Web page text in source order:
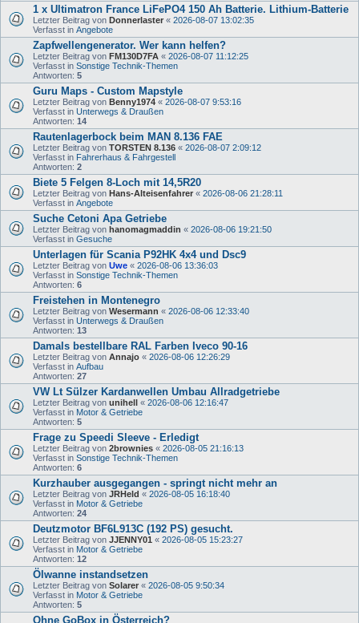
1 x Ultimatron France LiFePO4 150 Ah Batterie. Lithium-Batterie
Letzter Beitrag von Donnerlaster « 2026-08-07 13:02:35
Verfasst in Angebote
Zapfwellengenerator. Wer kann helfen?
Letzter Beitrag von FM130D7FA « 2026-08-07 11:12:25
Verfasst in Sonstige Technik-Themen
Antworten: 5
Guru Maps - Custom Mapstyle
Letzter Beitrag von Benny1974 « 2026-08-07 9:53:16
Verfasst in Unterwegs & Draußen
Antworten: 14
Rautenlagerbock beim MAN 8.136 FAE
Letzter Beitrag von TORSTEN 8.136 « 2026-08-07 2:09:12
Verfasst in Fahrerhaus & Fahrgestell
Antworten: 2
Biete 5 Felgen 8-Loch mit 14,5R20
Letzter Beitrag von Hans-Alteisenfahrer « 2026-08-06 21:28:11
Verfasst in Angebote
Suche Cetoni Apa Getriebe
Letzter Beitrag von hanomagmaddin « 2026-08-06 19:21:50
Verfasst in Gesuche
Unterlagen für Scania P92HK 4x4 und Dsc9
Letzter Beitrag von Uwe « 2026-08-06 13:36:03
Verfasst in Sonstige Technik-Themen
Antworten: 6
Freistehen in Montenegro
Letzter Beitrag von Wesermann « 2026-08-06 12:33:40
Verfasst in Unterwegs & Draußen
Antworten: 13
Damals bestellbare RAL Farben Iveco 90-16
Letzter Beitrag von Annajo « 2026-08-06 12:26:29
Verfasst in Aufbau
Antworten: 27
VW Lt Sülzer Kardanwellen Umbau Allradgetriebe
Letzter Beitrag von unihell « 2026-08-06 12:16:47
Verfasst in Motor & Getriebe
Antworten: 5
Frage zu Speedi Sleeve - Erledigt
Letzter Beitrag von 2brownies « 2026-08-05 21:16:13
Verfasst in Sonstige Technik-Themen
Antworten: 6
Kurzhauber ausgegangen - springt nicht mehr an
Letzter Beitrag von JRHeld « 2026-08-05 16:18:40
Verfasst in Motor & Getriebe
Antworten: 24
Deutzmotor BF6L913C (192 PS) gesucht.
Letzter Beitrag von JJENNY01 « 2026-08-05 15:23:27
Verfasst in Motor & Getriebe
Antworten: 12
Ölwanne instandsetzen
Letzter Beitrag von Solarer « 2026-08-05 9:50:34
Verfasst in Motor & Getriebe
Antworten: 5
Ohne GoBox in Österreich?